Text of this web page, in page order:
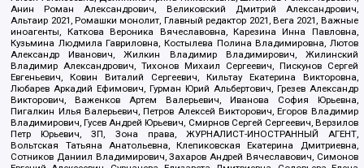
Анин Роман Александрович, Великовский Дмитрий Александрович,
Альтаир 2021, Ромашки монолит, Главный редактор 2021, Вега 2021, Важные
иноагенты, Каткова Вероника Вячеславовна, Карезина Инна Павловна,
Кузьмина Людмила Гавриловна, Костылева Полина Владимировна, Лютов
Александр Иванович, Жилкин Владимир Владимирович, Жилинский
Владимир Александрович, Тихонов Михаил Сергеевич, Пискунов Сергей
Евгеньевич, Ковин Виталий Сергеевич, Кильтау Екатерина Викторовна,
Любарев Аркадий Ефимович, Гурман Юрий Альбертович, Грезев Александр
Викторович, Важенков Артем Валерьевич, Иванова София Юрьевна,
Пигалкин Илья Валерьевич, Петров Алексей Викторович, Егоров Владимир
Владимирович, Гусев Андрей Юрьевич, Смирнов Сергей Сергеевич, Верзилов
Петр Юрьевич, ЗП, Зона права, ЖУРНАЛИСТ-ИНОСТРАННЫЙ АГЕНТ,
Вольтская Татьяна Анатольевна, Клепиковская Екатерина Дмитриевна,
Сотников Даниил Владимирович, Захаров Андрей Вячеславович, Симонов